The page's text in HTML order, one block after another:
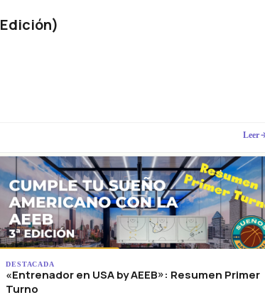
Leer
DESTACADA
«Entrenador en USA by AEEB»: Resumen Primer
Turno